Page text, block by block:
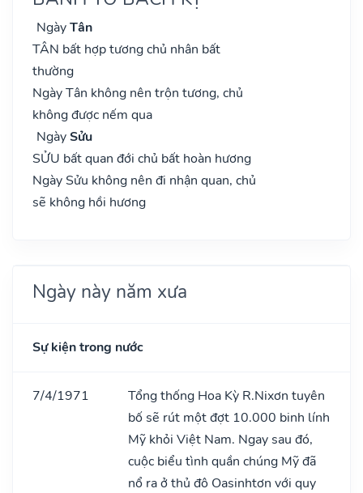
NgàyTân
TÂN bất hợp tương chủ nhân bất
thường
Ngày Tân không nên trộn tương, chủ
không được nếm qua
NgàySửu
SỬU bất quan đới chủ bất hoàn hương
Ngày Sửu không nên đi nhận quan, chủ
sẽ không hồi hương
Ngày này năm xưa
Sự kiện trong nước
7/4/1971
Tổng thống Hoa Kỳ R.Nixơn tuyên
bố sẽ rút một đợt 10.000 binh lính
Mỹ khỏi Việt Nam. Ngay sau đó,
cuộc biểu tình quần chúng Mỹ đã
nổ ra ở thủ đô Oasinhtơn với quy